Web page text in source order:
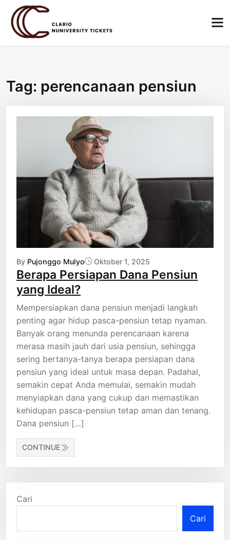
content
Tag: perencanaan pensiun
By Pujonggo Mulyo Oktober 1, 2025
Berapa Persiapan Dana Pensiun
yang Ideal?
Mempersiapkan dana pensiun menjadi langkah
penting agar hidup pasca-pensiun tetap nyaman.
Banyak orang menunda perencanaan karena
merasa masih jauh dari usia pensiun, sehingga
sering bertanya-tanya berapa persiapan dana
pensiun yang ideal untuk masa depan. Padahal,
semakin cepat Anda memulai, semakin mudah
menyiapkan dana yang cukup dan memastikan
kehidupan pasca-pensiun tetap aman dan tenang.
Dana pensiun […]
CONTINUE
Cari
Cari